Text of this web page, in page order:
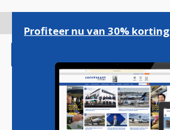
gaan
Profiteer nu van 30% korting